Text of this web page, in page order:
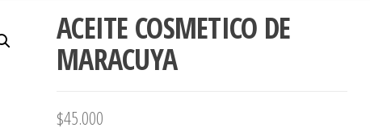
ACEITE COSMETICO DE
MARACUYA
$45.000